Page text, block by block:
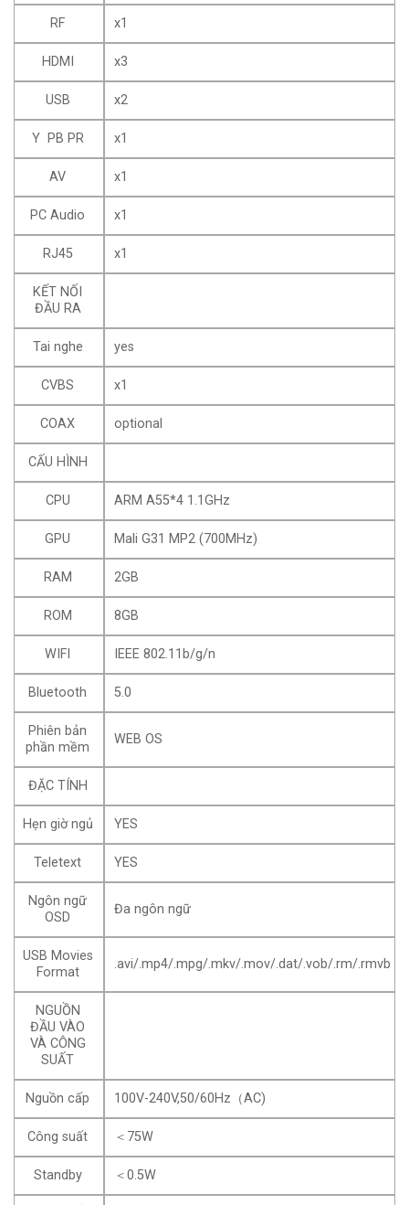
RF x1
HDMI x3
USB x2
Y PB PR x1
AV x1
PC Audio x1
RJ45 x1
KẾT NỐI
ĐẦU RA
Tai nghe yes
CVBS x1
COAX optional
CẤU HÌNH
CPU ARM A55*4 1.1GHz
GPU Mali G31 MP2 (700MHz)
RAM 2GB
ROM 8GB
WIFI IEEE 802.11b/g/n
Bluetooth 5.0
Phiên bản
phần mềm
WEB OS
ĐẶC TÍNH
Hẹn giờ ngủ YES
Teletext YES
Ngôn ngữ
OSD
Đa ngôn ngữ
USB Movies
Format
.avi/.mp4/.mpg/.mkv/.mov/.dat/.vob/.rm/.rmvb
NGUỒN
ĐẦU VÀO
VÀ CÔNG
SUẤT
Nguồn cấp 100V-240V,50/60Hz（AC)
Công suất ＜75W
Standby ＜0.5W